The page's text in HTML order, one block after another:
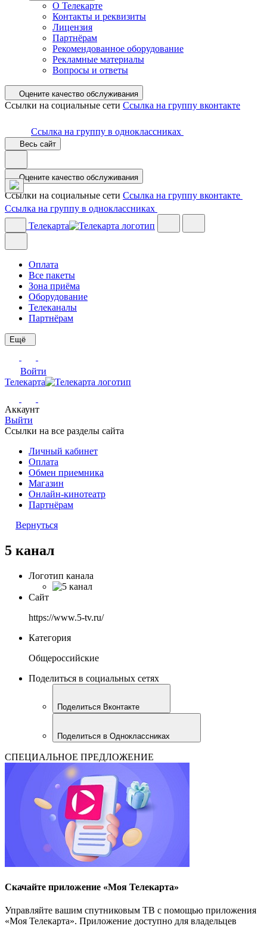
О Телекарте
Контакты и реквизиты
Лицензия
Партнёрам
Рекомендованное оборудование
Рекламные материалы
Вопросы и ответы
Оцените качество обслуживания
Ссылки на социальные сети Ссылка на группу вконтакте
Ссылка на группу в одноклассниках
Весь сайт
Оцените качество обслуживания
Ссылки на социальные сети Ссылка на группу вконтакте
Ссылка на группу в одноклассниках
Телекарта
Оплата
Все пакеты
Зона приёма
Оборудование
Телеканалы
Партнёрам
Ещё
Войти
Телекарта
Аккаунт
Выйти
Ссылки на все разделы сайта
Личный кабинет
Оплата
Обмен приемника
Магазин
Онлайн-кинотеатр
Партнёрам
Вернуться
5 канал
Логотип канала
Сайт
https://www.5-tv.ru/
Категория
Общероссийские
Поделиться в социальных сетях
Поделиться Вконтакте
Поделиться в Одноклассниках
СПЕЦИАЛЬНОЕ ПРЕДЛОЖЕНИЕ
Скачайте приложение «Моя Телекарта»
Управляйте вашим спутниковым ТВ с помощью приложения
«Моя Телекарта». Приложение доступно для владельцев